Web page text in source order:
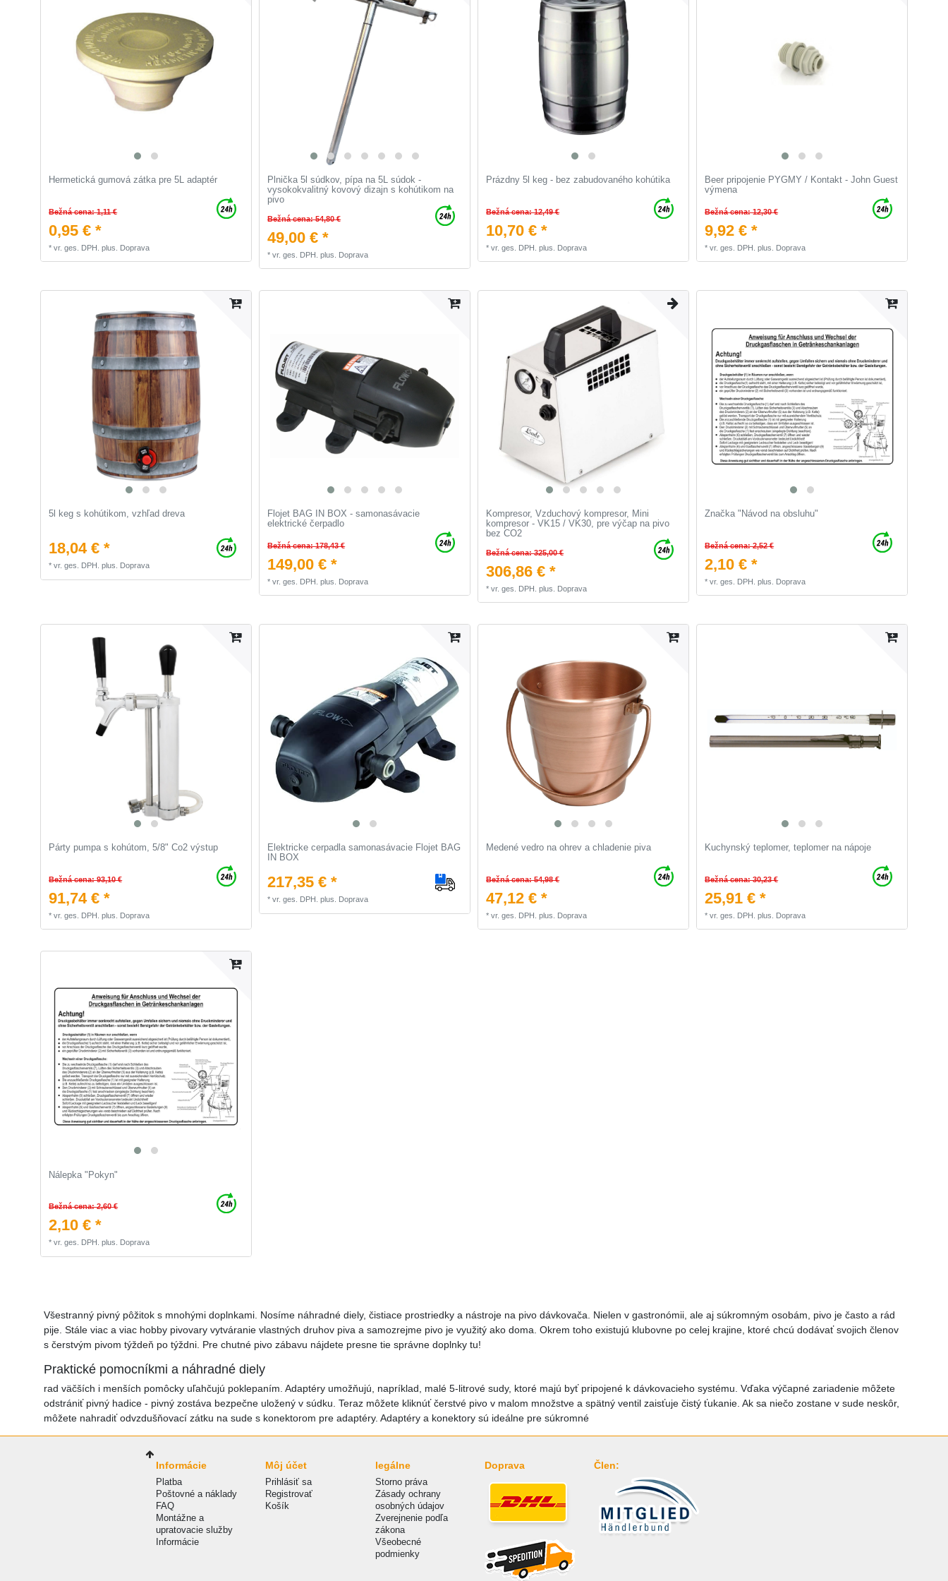
Hermetická gumová zátka pre 5L adaptér
Bežná cena: 1,11 €
0,95 € *
*vr. ges. DPH. plus. Doprava
Plnička 5l súdkov, pípa na 5L súdok -
vysokokvalitný kovový dizajn s kohútikom na
pivo
Bežná cena: 54,80 €
49,00 € *
*vr. ges. DPH. plus. Doprava
Prázdny 5l keg - bez zabudovaného kohútika
Bežná cena: 12,49 €
10,70 € *
*vr. ges. DPH. plus. Doprava
Beer pripojenie PYGMY / Kontakt - John Guest
výmena
Bežná cena: 12,30 €
9,92 € *
*vr. ges. DPH. plus. Doprava
5l keg s kohútikom, vzhľad dreva
18,04 € *
*vr. ges. DPH. plus. Doprava
Flojet BAG IN BOX - samonasávacie
elektrické čerpadlo
Bežná cena: 178,43 €
149,00 € *
*vr. ges. DPH. plus. Doprava
Kompresor, Vzduchový kompresor, Mini
kompresor - VK15 / VK30, pre výčap na pivo
bez CO2
Bežná cena: 325,00 €
306,86 € *
*vr. ges. DPH. plus. Doprava
Značka "Návod na obsluhu"
Bežná cena: 2,52 €
2,10 € *
*vr. ges. DPH. plus. Doprava
Párty pumpa s kohútom, 5/8" Co2 výstup
Bežná cena: 93,10 €
91,74 € *
*vr. ges. DPH. plus. Doprava
Elektricke cerpadla samonasávacie Flojet BAG
IN BOX
217,35 € *
*vr. ges. DPH. plus. Doprava
Medené vedro na ohrev a chladenie piva
Bežná cena: 54,98 €
47,12 € *
*vr. ges. DPH. plus. Doprava
Kuchynský teplomer, teplomer na nápoje
Bežná cena: 30,23 €
25,91 € *
*vr. ges. DPH. plus. Doprava
Nálepka "Pokyn"
Bežná cena: 2,60 €
2,10 € *
*vr. ges. DPH. plus. Doprava
Všestranný pivný pôžitok s mnohými doplnkami. Nosíme náhradné diely, čistiace prostriedky a nástroje na pivo dávkovača. Nielen v gastronómii, ale aj súkromným osobám, pivo je často a rád
pije. Stále viac a viac hobby pivovary vytváranie vlastných druhov piva a samozrejme pivo je využitý ako doma. Okrem toho existujú klubovne po celej krajine, ktoré chcú dodávať svojich členov
s čerstvým pivom týždeň po týždni. Pre chutné pivo zábavu nájdete presne tie správne doplnky tu!
Praktické pomocníkmi a náhradné diely
rad väčších i menších pomôcky uľahčujú poklepaním. Adaptéry umožňujú, napríklad, malé 5-litrové sudy, ktoré majú byť pripojené k dávkovacieho systému. Vďaka výčapné zariadenie môžete
odstrániť pivný hadice - pivný zostáva bezpečne uložený v súdku. Teraz môžete kliknúť čerstvé pivo v malom množstve a spätný ventil zaisťuje čistý ťukanie. Ak sa niečo zostane v sude neskôr,
môžete nahradiť odvzdušňovací zátku na sude s konektorom pre adaptéry. Adaptéry a konektory sú ideálne pre súkromné
Informácie
Platba
Poštovné a náklady
FAQ
Montážne a
upratovacie služby
Informácie
Môj účet
Prihlásiť sa
Registrovať
Košík
legálne
Storno práva
Zásady ochrany
osobných údajov
Zverejnenie podľa
zákona
Všeobecné
podmienky
Doprava Člen: